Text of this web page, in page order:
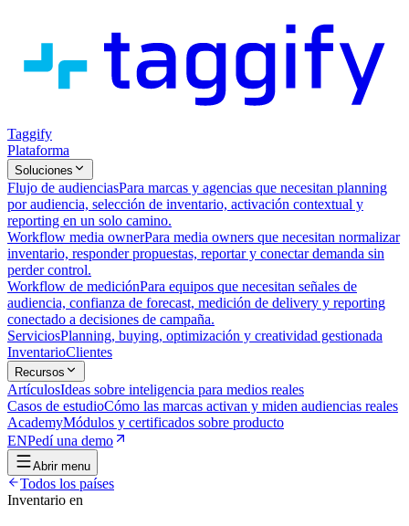
Taggify
Plataforma
Soluciones
Flujo de audienciasPara marcas y agencias que necesitan planning
por audiencia, selección de inventario, activación contextual y
reporting en un solo camino.
Workflow media ownerPara media owners que necesitan normalizar
inventario, responder propuestas, reportar y conectar demanda sin
perder control.
Workflow de mediciónPara equipos que necesitan señales de
audiencia, confianza de forecast, medición de delivery y reporting
conectado a decisiones de campaña.
ServiciosPlanning, buying, optimización y creatividad gestionada
InventarioClientes
Recursos
ArtículosIdeas sobre inteligencia para medios reales
Casos de estudioCómo las marcas activan y miden audiencias reales
AcademyMódulos y certificados sobre producto
ENPedí una demo
Abrir menu
Todos los países
Inventario en